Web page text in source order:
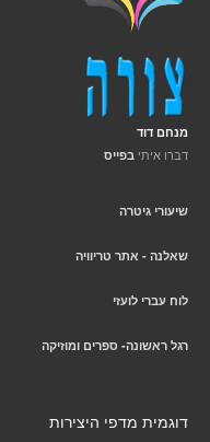
מנחם דוד
דברו איתי בפייס
שיעורי גיטרה
שאלנה - אתר טריוויה
לוח עברי לועזי
רגל ראשונה- ספרים ומוזיקה
דוגמית מדפי היצירות